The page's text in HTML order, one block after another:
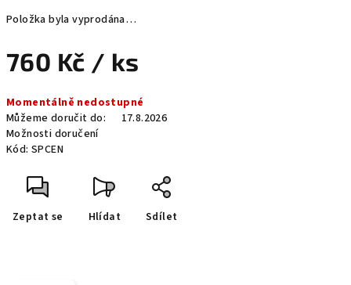
Položka byla vyprodána…
760 Kč / ks
cena:
Momentálně nedostupné
Můžeme doručit do:
17.8.2026
Možnosti doručení
Kód: SPCEN
Zeptat se Hlídat Sdílet